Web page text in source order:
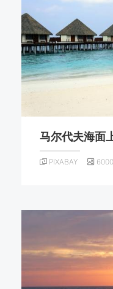
马尔代夫海面
PIXABAY